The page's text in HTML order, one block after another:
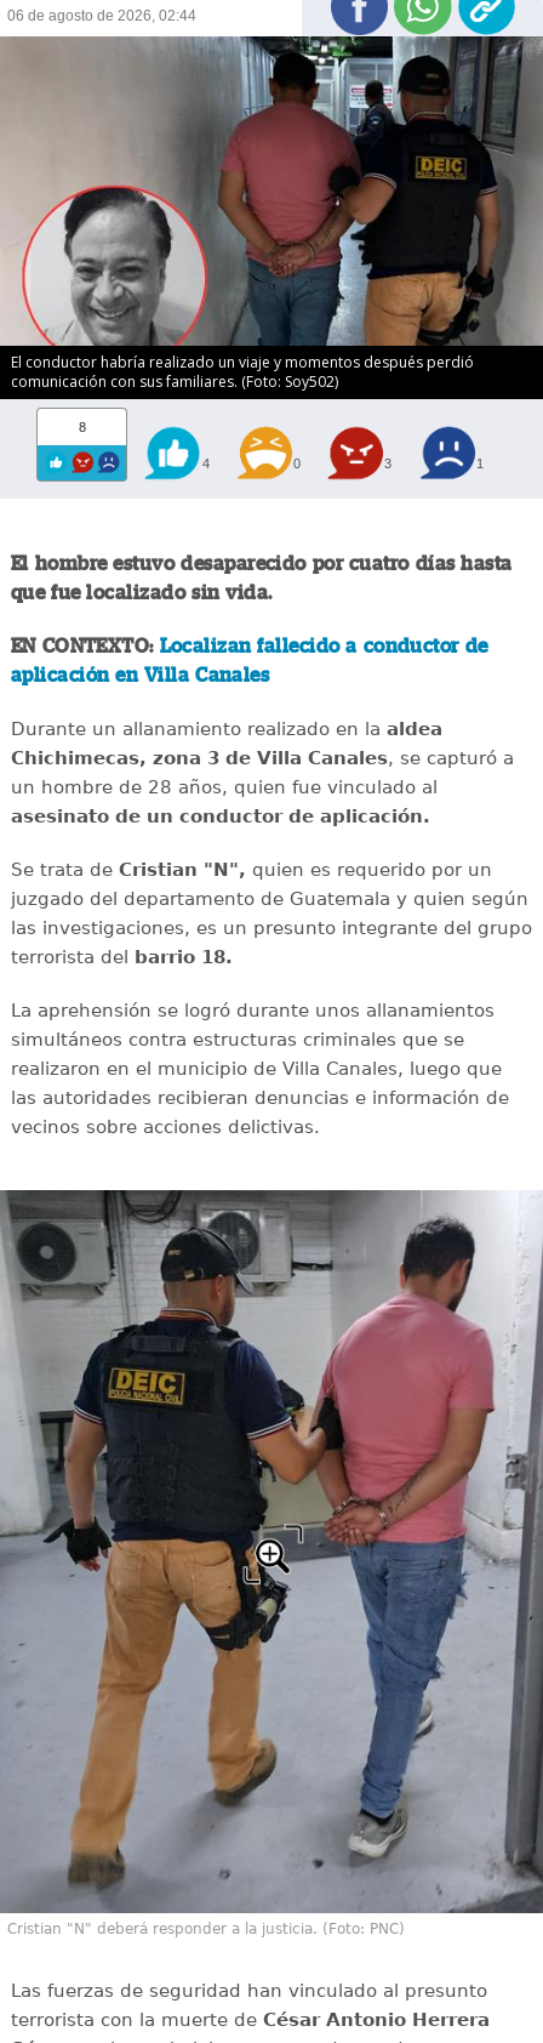
06 de agosto de 2026, 02:44
El conductor habría realizado un viaje y momentos después perdió
comunicación con sus familiares. (Foto: Soy502)
8
4 0 3 1
El hombre estuvo desaparecido por cuatro días hasta
que fue localizado sin vida.
EN CONTEXTO:Localizan fallecido a conductor de
aplicación en Villa Canales
Durante un allanamiento realizado en la aldea
Chichimecas, zona 3 de Villa Canales, se capturó a
un hombre de 28 años, quien fue vinculado al
asesinato de un conductor de aplicación.
Se trata de Cristian "N", quien es requerido por un
juzgado del departamento de Guatemala y quien según
las investigaciones, es un presunto integrante del grupo
terrorista del barrio 18.
La aprehensión se logró durante unos allanamientos
simultáneos contra estructuras criminales que se
realizaron en el municipio de Villa Canales, luego que
las autoridades recibieran denuncias e información de
vecinos sobre acciones delictivas.
Cristian "N" deberá responder a la justicia. (Foto: PNC)
Las fuerzas de seguridad han vinculado al presunto
terrorista con la muerte de César Antonio Herrera